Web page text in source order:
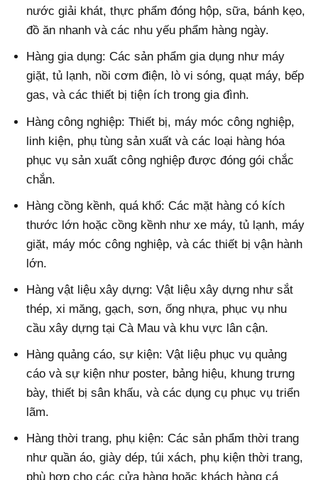
nước giải khát, thực phẩm đóng hộp, sữa, bánh kẹo,
đồ ăn nhanh và các nhu yếu phẩm hàng ngày.
Hàng gia dụng: Các sản phẩm gia dụng như máy
giặt, tủ lạnh, nồi cơm điện, lò vi sóng, quạt máy, bếp
gas, và các thiết bị tiện ích trong gia đình.
Hàng công nghiệp: Thiết bị, máy móc công nghiệp,
linh kiện, phụ tùng sản xuất và các loại hàng hóa
phục vụ sản xuất công nghiệp được đóng gói chắc
chắn.
Hàng cồng kềnh, quá khổ: Các mặt hàng có kích
thước lớn hoặc cồng kềnh như xe máy, tủ lạnh, máy
giặt, máy móc công nghiệp, và các thiết bị vận hành
lớn.
Hàng vật liệu xây dựng: Vật liệu xây dựng như sắt
thép, xi măng, gạch, sơn, ống nhựa, phục vụ nhu
cầu xây dựng tại Cà Mau và khu vực lân cận.
Hàng quảng cáo, sự kiện: Vật liệu phục vụ quảng
cáo và sự kiện như poster, bảng hiệu, khung trưng
bày, thiết bị sân khấu, và các dụng cụ phục vụ triển
lãm.
Hàng thời trang, phụ kiện: Các sản phẩm thời trang
như quần áo, giày dép, túi xách, phụ kiện thời trang,
phù hợp cho các cửa hàng hoặc khách hàng cá